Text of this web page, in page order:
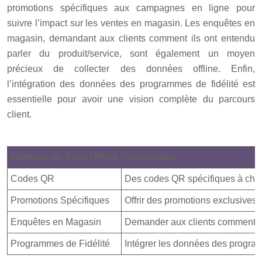
promotions spécifiques aux campagnes en ligne pour
suivre l’impact sur les ventes en magasin. Les enquêtes en
magasin, demandant aux clients comment ils ont entendu
parler du produit/service, sont également un moyen
précieux de collecter des données offline. Enfin,
l’intégration des données des programmes de fidélité est
essentielle pour avoir une vision complète du parcours
client.
Codes QR Des codes QR spécifiques à
Promotions Spécifiques Offrir des promotions exclusives
Enquêtes en Magasin Demander aux clients comment
Programmes de Fidélité Intégrer les données des